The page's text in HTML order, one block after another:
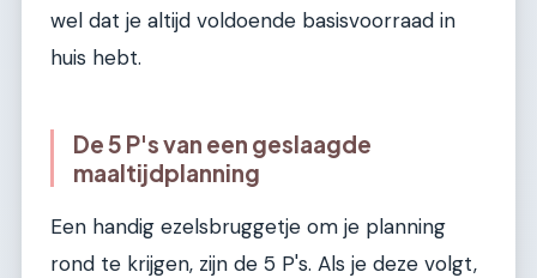
wel dat je altijd voldoende basisvoorraad in
huis hebt.
De 5 P's van een geslaagde
maaltijdplanning
Een handig ezelsbruggetje om je planning
rond te krijgen, zijn de 5 P's. Als je deze volgt,